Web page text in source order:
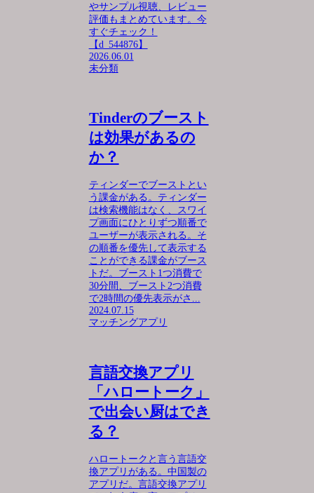
やサンプル視聴、レビュー
評価もまとめています。今
すぐチェック！
【d_544876】
2026.06.01
未分類
Tinderのブースト
は効果があるの
か？
ティンダーでブーストとい
う課金がある。ティンダー
は検索機能はなく、スワイ
プ画面にひとりずつ順番で
ユーザーが表示される。そ
の順番を優先して表示する
ことができる課金がブース
トだ。ブースト1つ消費で
30分間、ブースト2つ消費
で2時間の優先表示がさ...
2024.07.15
マッチングアプリ
言語交換アプリ
「ハロートーク」
で出会い厨はでき
る？
ハロートークと言う言語交
換アプリがある。中国製の
アプリだ。言語交換アプリ